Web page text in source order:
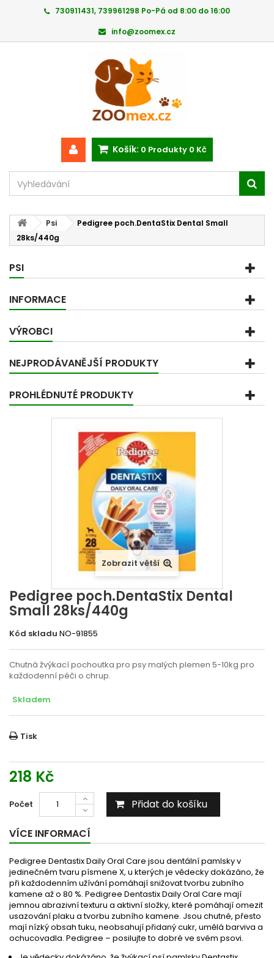
730911431, 739961298 Po-Pá od 8:00 do 16:00
info@zoomex.cz
Košík: 0 Produkty 0 Kč
Psi
Pedigree poch.DentaStix Dental Small
28ks/440g
PSI
INFORMACE
VÝROBCI
NEJPRODÁVANĚJŠÍ PRODUKTY
PROHLÉDNUTÉ PRODUKTY
Zobrazit větší
Pedigree poch.DentaStix Dental
Small 28ks/440g
Kód skladu NO-91855
Chutná žvýkací pochoutka pro psy malých plemen 5-10kg pro
každodenní péči o chrup.
Skladem
Tisk
218 Kč
Počet Přidat do košíku
VÍCE INFORMACÍ
Pedigree Dentastix Daily Oral Care jsou dentální pamlsky v
jedinečném tvaru písmene X, u kterých je vědecky dokázáno, že
při každodenním užívání pomáhají snižovat tvorbu zubního
kamene až o 80 %. Pedigree Dentastix Daily Oral Care mají
jemnou abrazivní texturu a aktivní složky, které pomáhají omezit
usazování plaku a tvorbu zubního kamene. Jsou chutné, přesto
mají nízký obsah tuku, neobsahují přidaný cukr, umělá barviva a
ochucovadla. Pedigree – posilujte to dobré ve svém psovi.